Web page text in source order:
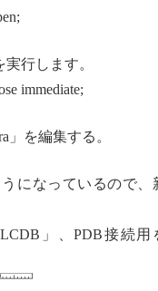
行します。
immediate;
」を編集する。
になっているので、
」、PDB接続用